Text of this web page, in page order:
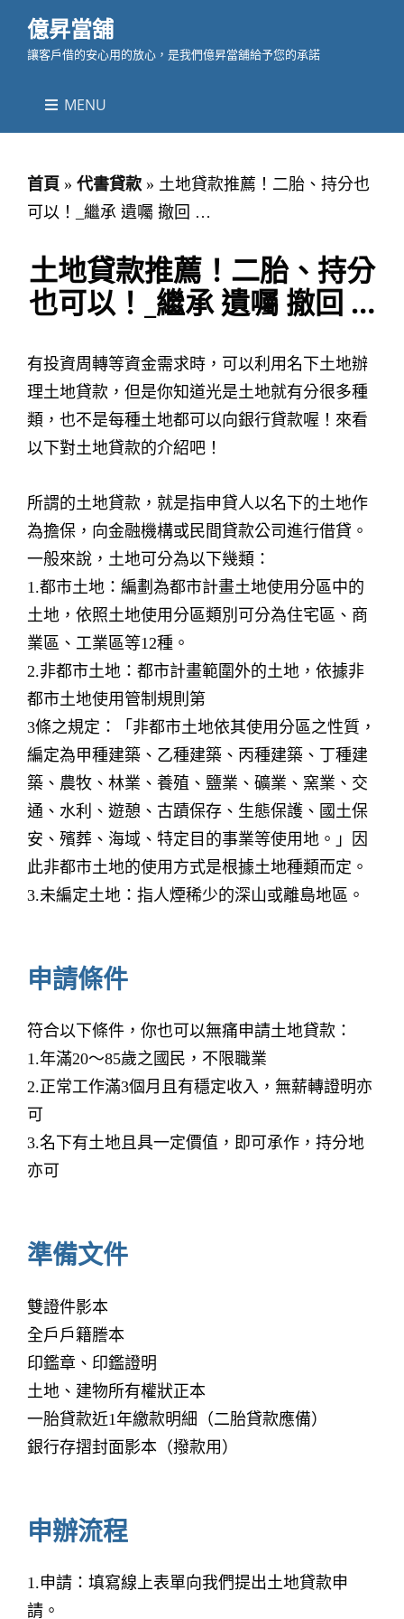
億昇當舖
讓客戶借的安心用的放心，是我們億昇當舖給予您的承諾
MENU
首頁 » 代書貸款 » 土地貸款推薦！二胎、持分也
可以！_繼承 遺囑 撤回 …
土地貸款推薦！二胎、持分
也可以！_繼承 遺囑 撤回 …
有投資周轉等資金需求時，可以利用名下土地辦
理土地貸款，但是你知道光是土地就有分很多種
類，也不是每種土地都可以向銀行貸款喔！來看
以下對土地貸款的介紹吧！
所謂的土地貸款，就是指申貸人以名下的土地作
為擔保，向金融機構或民間貸款公司進行借貸。
一般來說，土地可分為以下幾類：
1.都市土地：編劃為都市計畫土地使用分區中的
土地，依照土地使用分區類別可分為住宅區、商
業區、工業區等12種。
2.非都市土地：都市計畫範圍外的土地，依據非
都市土地使用管制規則第
3條之規定：「非都市土地依其使用分區之性質，
編定為甲種建築、乙種建築、丙種建築、丁種建
築、農牧、林業、養殖、鹽業、礦業、窯業、交
通、水利、遊憩、古蹟保存、生態保護、國土保
安、殯葬、海域、特定目的事業等使用地。」因
此非都市土地的使用方式是根據土地種類而定。
3.未編定土地：指人煙稀少的深山或離島地區。
申請條件
符合以下條件，你也可以無痛申請土地貸款：
1.年滿20～85歲之國民，不限職業
2.正常工作滿3個月且有穩定收入，無薪轉證明亦
可
3.名下有土地且具一定價值，即可承作，持分地
亦可
準備文件
雙證件影本
全戶戶籍謄本
印鑑章、印鑑證明
土地、建物所有權狀正本
一胎貸款近1年繳款明細（二胎貸款應備）
銀行存摺封面影本（撥款用）
申辦流程
1.申請：填寫線上表單向我們提出土地貸款申
請。